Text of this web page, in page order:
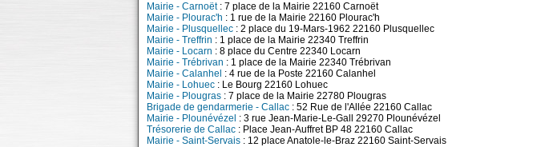
Mairie - Carnoët: 7 place de la Mairie 22160 Carnoët
Mairie - Plourac'h : 1 rue de la Mairie 22160 Plourac'h
Mairie - Plusquellec : 2 place du 19-Mars-1962 22160 Plusquellec
Mairie - Treffrin : 1 place de la Mairie 22340 Treffrin
Mairie - Locarn : 8 place du Centre 22340 Locarn
Mairie - Trébrivan : 1 place de la Mairie 22340 Trébrivan
Mairie - Calanhel : 4 rue de la Poste 22160 Calanhel
Mairie - Lohuec : Le Bourg 22160 Lohuec
Mairie - Plougras : 7 place de la Mairie 22780 Plougras
Brigade de gendarmerie - Callac : 52 Rue de l'Allée 22160 Callac
Mairie - Plounévézel : 3 rue Jean-Marie-Le-Gall 29270 Plounévézel
Trésorerie de Callac : Place Jean-Auffret BP 48 22160 Callac
Mairie - Saint-Servais : 12 place Anatole-le-Braz 22160 Saint-Servais